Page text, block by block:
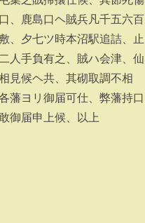
、鹿島口ヘ賊兵凡千五六百
、夕七ツ時本沼駅追詰、止
人手負有之、賊ハ会津、仙
見候ヘ共、其砌取調不相
藩ヨリ御届可仕、弊藩持口
御届申上候、以上